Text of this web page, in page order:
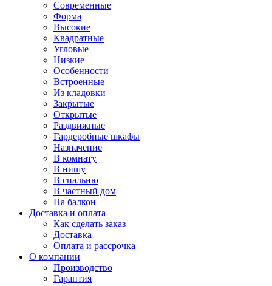
Современные
Форма
Высокие
Квадратные
Угловые
Низкие
Особенности
Встроенные
Из кладовки
Закрытые
Открытые
Раздвижные
Гардеробные шкафы
Назначение
В комнату
В нишу
В спальню
В частный дом
На балкон
Доставка и оплата
Как сделать заказ
Доставка
Оплата и рассрочка
О компании
Производство
Гарантия